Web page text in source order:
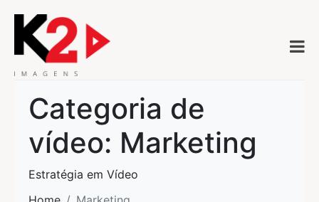
Categoria de
vídeo: Marketing
Estratégia em Vídeo